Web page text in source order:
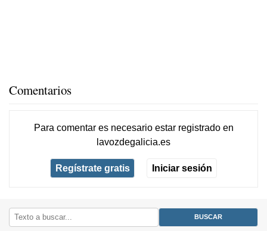
Comentarios
Para comentar es necesario estar registradoen
lavozdegalicia.es
Regístrate gratis Iniciar sesión